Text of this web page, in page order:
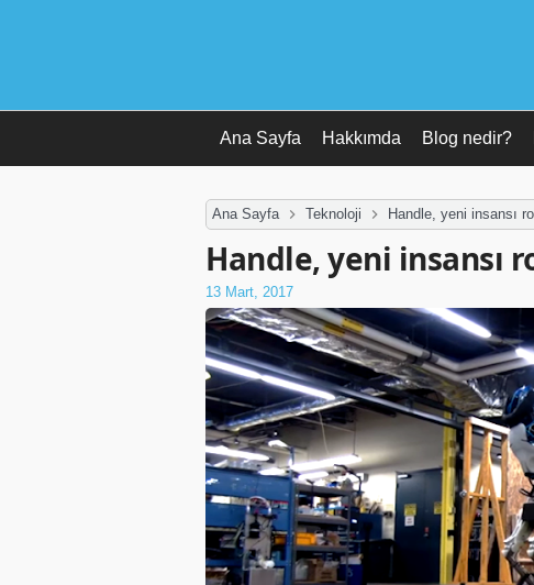
Ana Sayfa Hakkımda Blog nedir?
Ana Sayfa Teknoloji Handle, yeni insansı
Handle, yeni insansı
13 Mart, 2017